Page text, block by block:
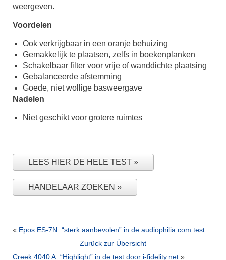
weergeven.
Voordelen
Ook verkrijgbaar in een oranje behuizing
Gemakkelijk te plaatsen, zelfs in boekenplanken
Schakelbaar filter voor vrije of wanddichte plaatsing
Gebalanceerde afstemming
Goede, niet wollige basweergave
Nadelen
Niet geschikt voor grotere ruimtes
LEES HIER DE HELE TEST
HANDELAAR ZOEKEN
« Epos ES-7N: “sterk aanbevolen” in de audiophilia.com test
Zurück zur Übersicht
Creek 4040 A: “Highlight” in de test door i-fidelity.net »